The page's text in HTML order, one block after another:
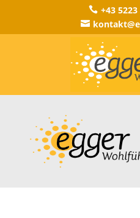
 +43 5223
